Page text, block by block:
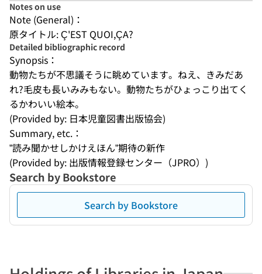
Notes on use
Note (General)：
原タイトル: Ç'EST QUOI,ÇA?
Detailed bibliographic record
Synopsis：
動物たちが不思議そうに眺めています。ねえ、きみだあ
れ?毛皮も長いみみもない。動物たちがひょっこり出てく
るかわいい絵本。
(Provided by: 日本児童図書出版協会)
Summary, etc.：
”読み聞かせしかけえほん”期待の新作
(Provided by: 出版情報登録センター（JPRO）)
Search by Bookstore
Search by Bookstore